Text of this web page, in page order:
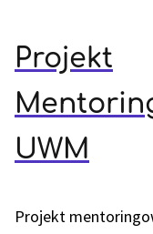
Projekt
UWM
Projekt